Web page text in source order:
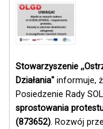
Stowarzyszenie
Działania'' informuje,
Posiedzenie Rady
sprostowania
(873652). Rozwój